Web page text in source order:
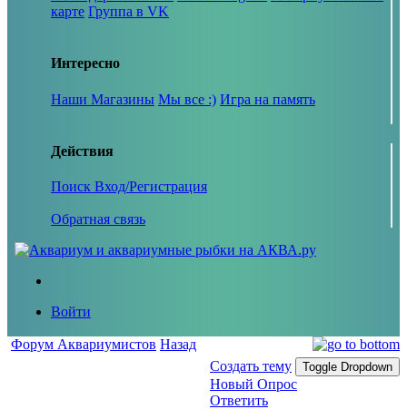
карте Группа в VK
Интересно
Наши Магазины Мы все :) Игра на память
Действия
Поиск Вход/Регистрация
Обратная связь
Войти
Форум Аквариумистов Назад
Создать тему
Toggle Dropdown
Новый Опрос
Ответить